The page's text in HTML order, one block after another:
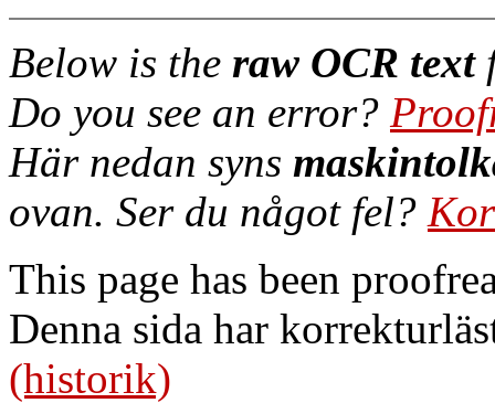
Below is the raw OCR text
Do you see an error?
Här nedan syns
ovan. Ser du något fel?
This page has been
Denna sida har
(historik)